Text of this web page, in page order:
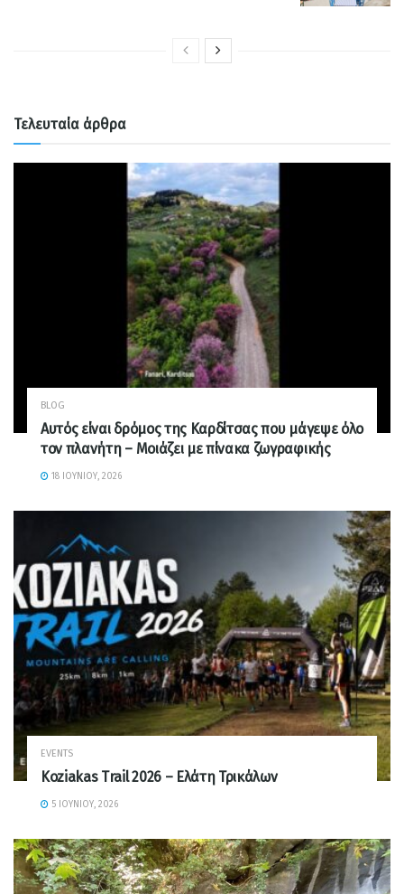
Τελευταία άρθρα
BLOG
Αυτός είναι δρόμος της Καρδίτσας που μάγεψε όλο
τον πλανήτη – Μοιάζει με πίνακα ζωγραφικής
18 ΙΟΥΝΊΟΥ, 2026
EVENTS
Koziakas Trail 2026 – Ελάτη Τρικάλων
5 ΙΟΥΝΊΟΥ, 2026